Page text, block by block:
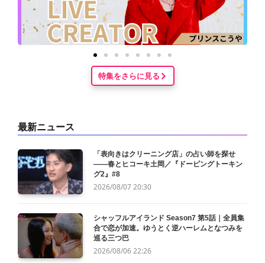
特集をさらに見る
最新ニュース
「表向きはクリーニング店」の占い師を探せ
——春とヒコーキ土岡／『ドーピングトーキン
グ2』#8
2026/08/07 20:30
シャッフルアイランド Season7 第5話｜全員集
合で恋が加速。ゆうとく逆ハーレムとなつみを
巡る三つ巴
2026/08/06 22:26